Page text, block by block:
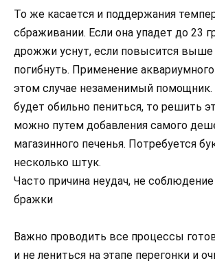
То же касается и поддержания
сбраживании. Если она упадет до 23
дрожжи уснут, если повысится выше
погибнуть. Применение
этом случае незаменимый помощник.
будет обильно пениться, то решить
можно путем добавления самого
магазинного печенья. Потребуется
несколько штук.
Часто причина неудач, не
бражки
Важно проводить все процессы
и не лениться на этапе перегонки и